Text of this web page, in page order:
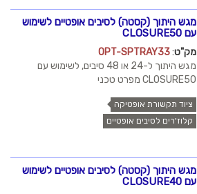
מגש היתוך (קסטה) לסיבים אופטיים לשימוש
עם CLOSURE50
מק"ט:
OPT-SPTRAY33
מגש היתוך ל-24 או 48 סיבים, לשימוש עם
CLOSURE50 מפרט טכני
ציוד תקשורת אופטיקה
קלוז'רים לסיבים אופטיים
מגש היתוך (קסטה) לסיבים אופטיים לשימוש
עם CLOSURE40